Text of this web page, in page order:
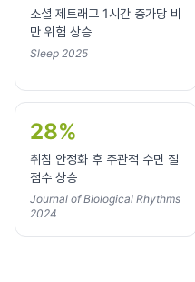
소셜 제트래그 1시간 증가당 비
만 위험 상승
Sleep 2025
28%
취침 안정화 후 주관적 수면 질
점수 상승
Journal of Biological Rhythms
2024